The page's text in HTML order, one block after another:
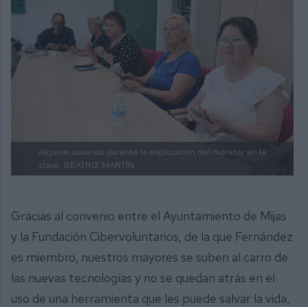
Algunas usuarios durante la explicación del monitor en la
clase. BEATRIZ MARTÍN
Gracias al convenio entre el Ayuntamiento de Mijas
y la Fundación Cibervoluntarios, de la que Fernández
es miembro, nuestros mayores se suben al carro de
las nuevas tecnologías y no se quedan atrás en el
uso de una herramienta que les puede salvar la vida,